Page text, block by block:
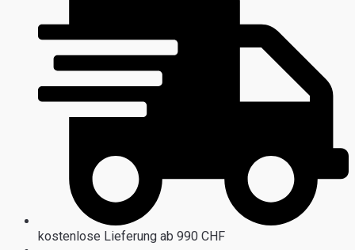
kostenlose Lieferung ab 990 CHF